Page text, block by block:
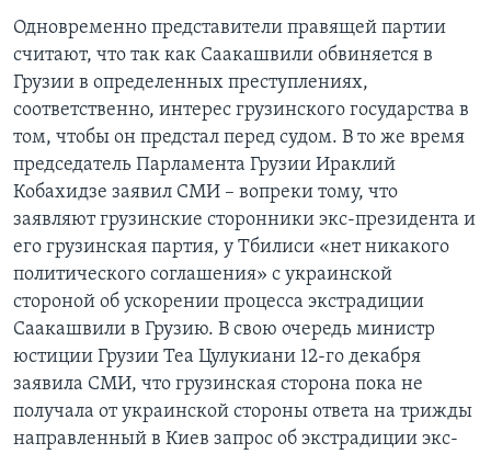
Одновременно представители правящей партии
считают, что так как Саакашвили обвиняется в
Грузии в определенных преступлениях,
соответственно, интерес грузинского государства в
том, чтобы он предстал перед судом. В то же время
председатель Парламента Грузии Ираклий
Кобахидзе заявил СМИ – вопреки тому, что
заявляют грузинские сторонники экс-президента и
его грузинская партия, у Тбилиси «нет никакого
политического соглашения» с украинской
стороной об ускорении процесса экстрадиции
Саакашвили в Грузию. В свою очередь министр
юстиции Грузии Теа Цулукиани 12-го декабря
заявила СМИ, что грузинская сторона пока не
получала от украинской стороны ответа на трижды
направленный в Киев запрос об экстрадиции экс-